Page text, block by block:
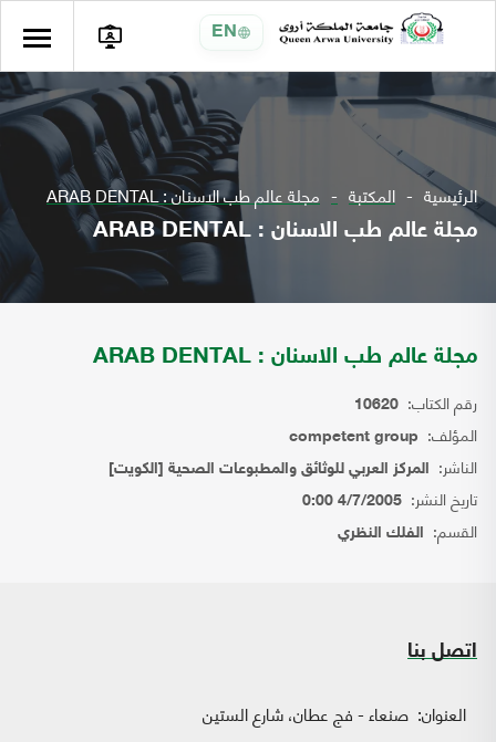
EN
الرئيسية المكتبة مجلة عالم طب الاسنان : ARAB DENTAL
مجلة عالم طب الاسنان : ARAB DENTAL
مجلة عالم طب الاسنان : ARAB DENTAL
رقم الكتاب: 10620
المؤلف: competent group
الناشر: المركز العربي للوثائق والمطبوعات الصحية [الكويت]
تاريخ النشر: 4/7/2005 0:00
القسم: الفلك النظري
اتصل بنا
العنوان: صنعاء - فج عطان، شارع الستين